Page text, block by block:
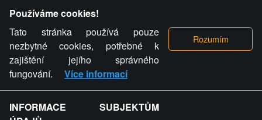
videa a komentáře. Osoba, které se toto opatření provozovatele
stránky týče, ani osoba, která umístila fotografii nebo video na
stránku, nemůže z důvodu odstranění fotografie, videa nebo
komentáře pro výše uvedenou okolnost uplatnit vůči
provozovateli stránky žádný nárok na náhradu škody nebo
nemajetkové újmy.
Používáme cookies!
Tato stránka používá pouze
nezbytné cookies, potřebné k
zajištění jejího správného
fungování.
Více informací
INFORMACE SUBJEKTŮM